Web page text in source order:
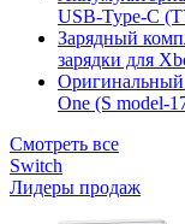
USB-Type-C
Зарядный
зарядки для
Оригинальный
One (S model-
Смотреть все
Switch
Лидеры продаж